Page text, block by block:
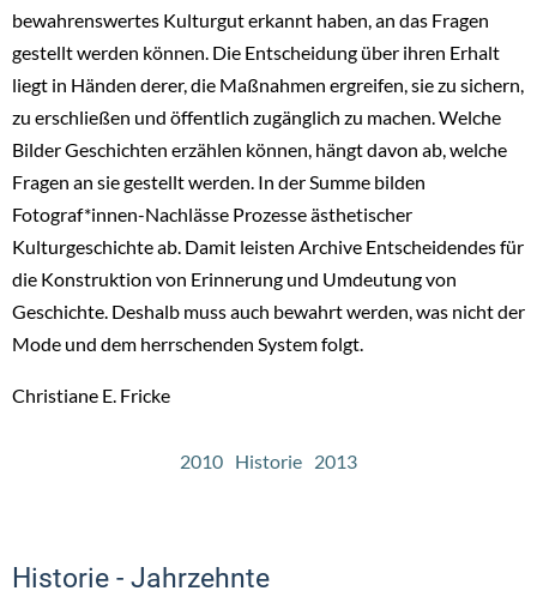
bewahrenswertes Kulturgut erkannt haben, an das Fragen
gestellt werden können. Die Entscheidung über ihren Erhalt
liegt in Händen derer, die Maßnahmen ergreifen, sie zu sichern,
zu erschließen und öffentlich zugänglich zu machen. Welche
Bilder Geschichten erzählen können, hängt davon ab, welche
Fragen an sie gestellt werden. In der Summe bilden
Fotograf*innen-Nachlässe Prozesse ästhetischer
Kulturgeschichte ab. Damit leisten Archive Entscheidendes für
die Konstruktion von Erinnerung und Umdeutung von
Geschichte. Deshalb muss auch bewahrt werden, was nicht der
Mode und dem herrschenden System folgt.
Christiane E. Fricke
2010 Historie 2013
Historie - Jahrzehnte